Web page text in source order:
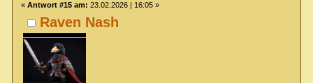
Raven Nash
« Antwort #15 am: 23.02.2026 | 16:05 »